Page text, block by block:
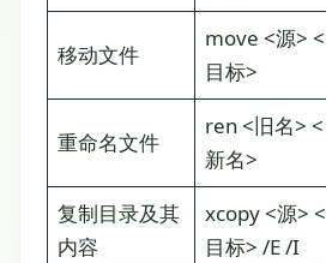
移动文件
move <源> <
目标>
重命名文件
ren <旧名> <
新名>
复制目录及其
内容
xcopy <源> <
目标> /E /I